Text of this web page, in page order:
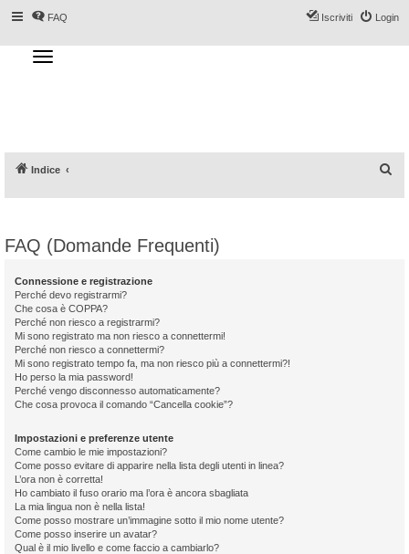
FAQ Login
Iscriviti
T
o
g
a
t
Indice
FAQ (Domande Frequenti)
Connessione e registrazione
Perché devo registrarmi?
Che cosa è COPPA?
Perché non riesco a registrarmi?
Mi sono registrato ma non riesco a connettermi!
Perché non riesco a connettermi?
Mi sono registrato tempo fa, ma non riesco più a connettermi?!
Ho perso la mia password!
Perché vengo disconnesso automaticamente?
Che cosa provoca il comando “Cancella cookie”?
Impostazioni e preferenze utente
Come cambio le mie impostazioni?
Come posso evitare di apparire nella lista degli utenti in linea?
L’ora non è corretta!
Ho cambiato il fuso orario ma l’ora è ancora sbagliata
La mia lingua non è nella lista!
Come posso mostrare un’immagine sotto il mio nome utente?
Come posso inserire un avatar?
Qual è il mio livello e come faccio a cambiarlo?